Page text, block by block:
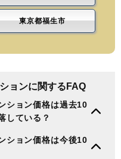
東京都福生市
ョンに関するFAQ
ション価格は過去10
している？
ション価格は今後10